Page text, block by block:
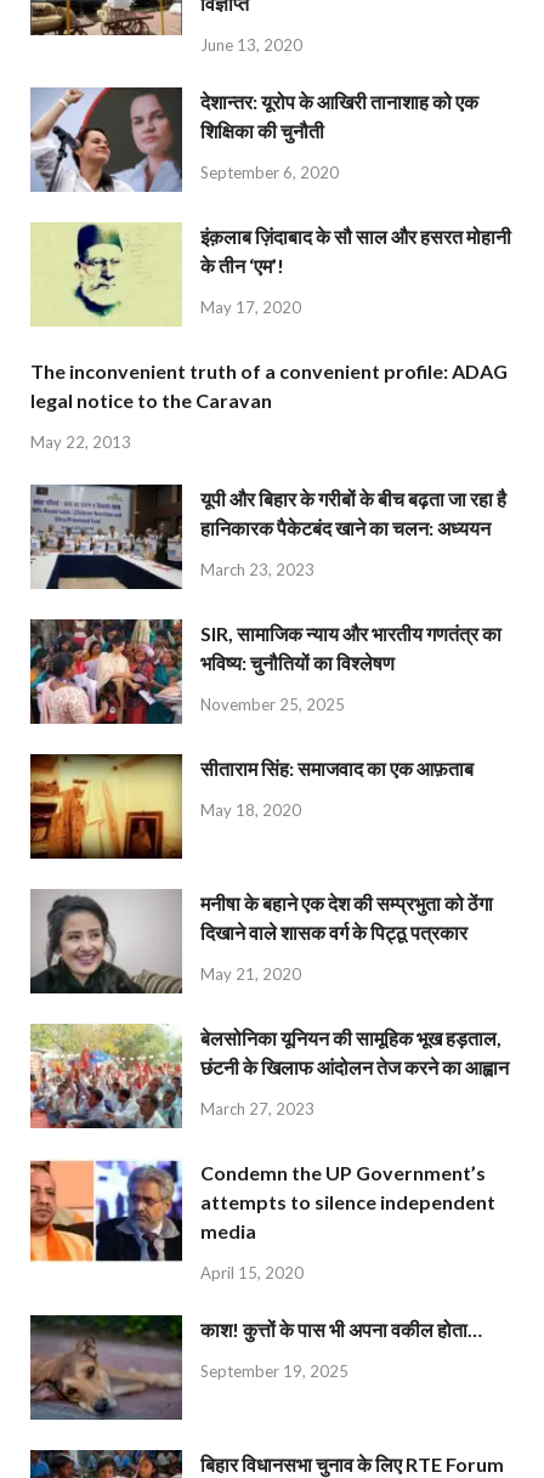
June 13, 2020
देशान्‍तर: यूरोप के आखिरी तानाशाह को एक
शिक्षिका की चुनौती
September 6, 2020
इंक़लाब ज़िंदाबाद के सौ साल और हसरत मोहानी
के तीन ‘एम’!
May 17, 2020
The inconvenient truth of a convenient profile: ADAG
legal notice to the Caravan
May 22, 2013
यूपी और बिहार के गरीबों के बीच बढ़ता जा रहा है
हानिकारक पैकेटबंद खाने का चलन: अध्ययन
March 23, 2023
SIR, सामाजिक न्याय और भारतीय गणतंत्र का
भविष्य: चुनौतियों का विश्लेषण
November 25, 2025
सीताराम सिंह: समाजवाद का एक आफ़ताब
May 18, 2020
मनीषा के बहाने एक देश की सम्प्रभुता को ठेंगा
दिखाने वाले शासक वर्ग के पिट्ठू पत्रकार
May 21, 2020
बेलसोनिका यूनियन की सामूहिक भूख हड़ताल,
छंटनी के खिलाफ आंदोलन तेज करने का आह्वान
March 27, 2023
Condemn the UP Government’s
attempts to silence independent
media
April 15, 2020
काश! कुत्तों के पास भी अपना वकील होता…
September 19, 2025
बिहार विधानसभा चुनाव के लिए RTE Forum